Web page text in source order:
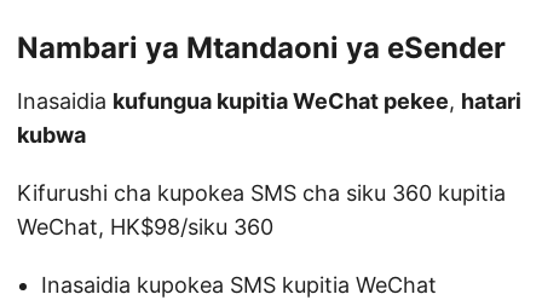
Nambari ya Mtandaoni ya eSender
Inasaidia kufungua kupitia WeChat pekee, hatari
kubwa
Kifurushi cha kupokea SMS cha siku 360 kupitia
WeChat, HK$98/siku 360
Inasaidia kupokea SMS kupitia WeChat